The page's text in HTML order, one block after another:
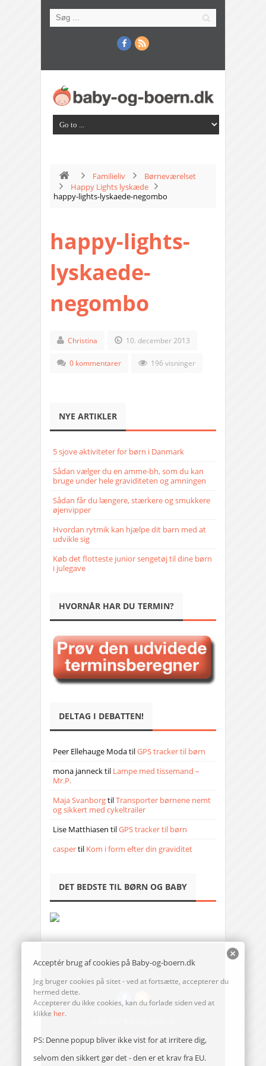
Familieliv
Børneværelset
Happy Lights lyskæde
happy-lights-lyskaede-negombo
happy-lights-
lyskaede-
negombo
Christina 10. december 2013
0 kommentarer 196 visninger
NYE ARTIKLER
5 sjove aktiviteter for børn i Danmark
Sådan vælger du en amme-bh, som du kan
bruge under hele graviditeten og amningen
Sådan får du længere, stærkere og smukkere
øjenvipper
Hvordan rytmik kan hjælpe dit barn med at
udvikle sig
Køb det flotteste junior sengetøj til dine børn
i julegave
HVORNÅR HAR DU TERMIN?
DELTAG I DEBATTEN!
Peer Ellehauge ModatilGPS tracker til børn
mona jannecktil Lampe med tissemand –
Mr.P.
Maja SvanborgtilTransporter børnene nemt
og sikkert med cykeltrailer
Lise Matthiasen tilGPS tracker til børn
caspertil Kom i form efter din graviditet
DET BEDSTE TIL BØRN OG BABY
Send en mail til redaktionen
Acceptér brug af cookies på Baby-og-boern.dk
Jeg bruger cookies på sitet - ved at fortsætte, accepterer du
hermed dette.
Accepterer du ikke cookies, kan du forlade siden ved at
klikke her.
PS: Denne popup bliver ikke vist for at irritere dig,
selvom den sikkert gør det - den er et krav fra EU.